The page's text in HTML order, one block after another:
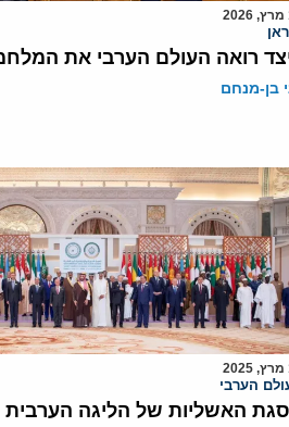
רואה העולם הערבי את
בן-מנחם
הערבי
האשליות של הליגה הערבית